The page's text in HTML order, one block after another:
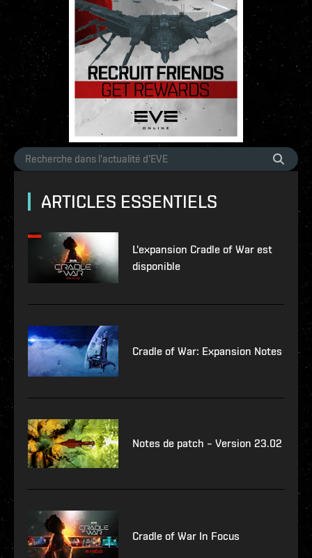
ARTICLES ESSENTIELS
L'expansion Cradle of War est
disponible
Cradle of War: Expansion Notes
Notes de patch – Version 23.02
Cradle of War In Focus